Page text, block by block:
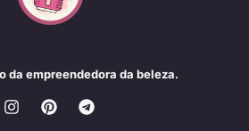
da empreendedora da beleza.